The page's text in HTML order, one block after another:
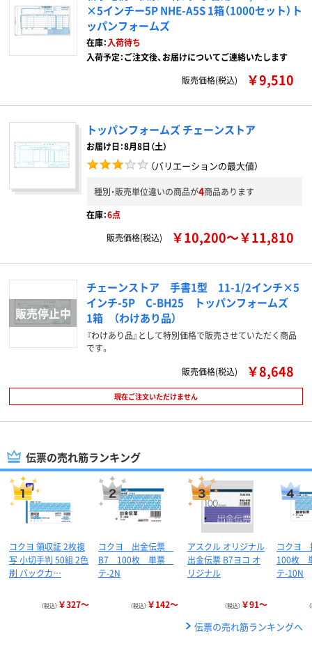
×5インチー5P NHE-A5S 1箱（1000セット）ト
ッパンフォームズ
在庫：入荷待ち
入荷予定：ご注文後、お届けについてご連絡いたします
販売価格(税込)
￥9,510
トッパンフォームズ チェーンストア
お届け日：8月8日（土）
（バリエーションの最大値）
種別・販売単位違いの商品が4商品あります
在庫：6点
販売価格(税込)
￥10,200～￥11,810
チェーンストア 手書1型 11-1/2インチ×5
インチ-5P C-BH25 トッパンフォームズ
1箱 （わけあり品）
『わけあり品』として特別価格で販売させていただく商品
です。
販売価格(税込)
￥8,648
現在ご注文いただけません
伝票の売れ筋ランキング
コクヨ 領収証 2枚複
写 小切手判 50組 2色
刷 バックカ…
（税込） ￥327～
コクヨ 出金伝票
B7 100枚 単票
テ-2N
（税込） ￥142～
アスクル オリジナル
出金伝票 B7ヨコ オ
リジナル
（税込） ￥91～
コクヨ
100枚
テ-10N
伝票の売れ筋ランキングへ